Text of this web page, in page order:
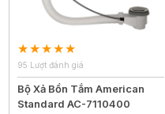
95 Lượt đánh giá
Bộ Xả Bồn Tắm American
Standard AC-7110400